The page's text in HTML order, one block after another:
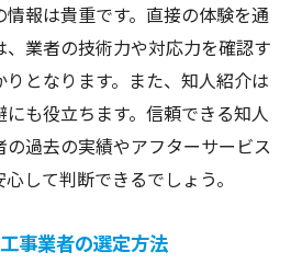
報は貴重です。直接の体験を通
、業者の技術力や対応力を確認す
となります。また、知人紹介は
も役立ちます。信頼できる知人
過去の実績やアフターサービス
して判断できるでしょう。
事業者の選定方法